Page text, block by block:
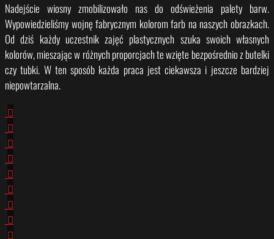
Nadejście wiosny zmobilizowało nas do odświeżenia palety barw.
Wypowiedzieliśmy wojnę fabrycznym kolorom farb na naszych obrazkach.
Od dziś każdy uczestnik zajęć plastycznych szuka swoich własnych
kolorów, mieszając w różnych proporcjach te wzięte bezpośrednio z butelki
czy tubki. W ten sposób każda praca jest ciekawsza i jeszcze bardziej
niepowtarzalna.